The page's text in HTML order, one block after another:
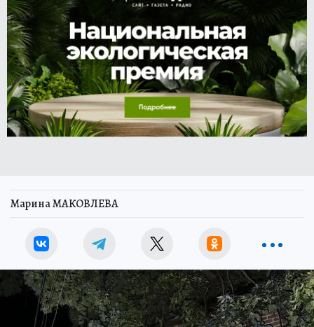
Марина МАКОВЛЕВА